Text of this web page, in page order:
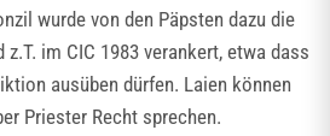
wurde von den Päpsten dazu die
im CIC 1983 verankert, etwa dass
ausüben dürfen. Laien können
Priester Recht sprechen.